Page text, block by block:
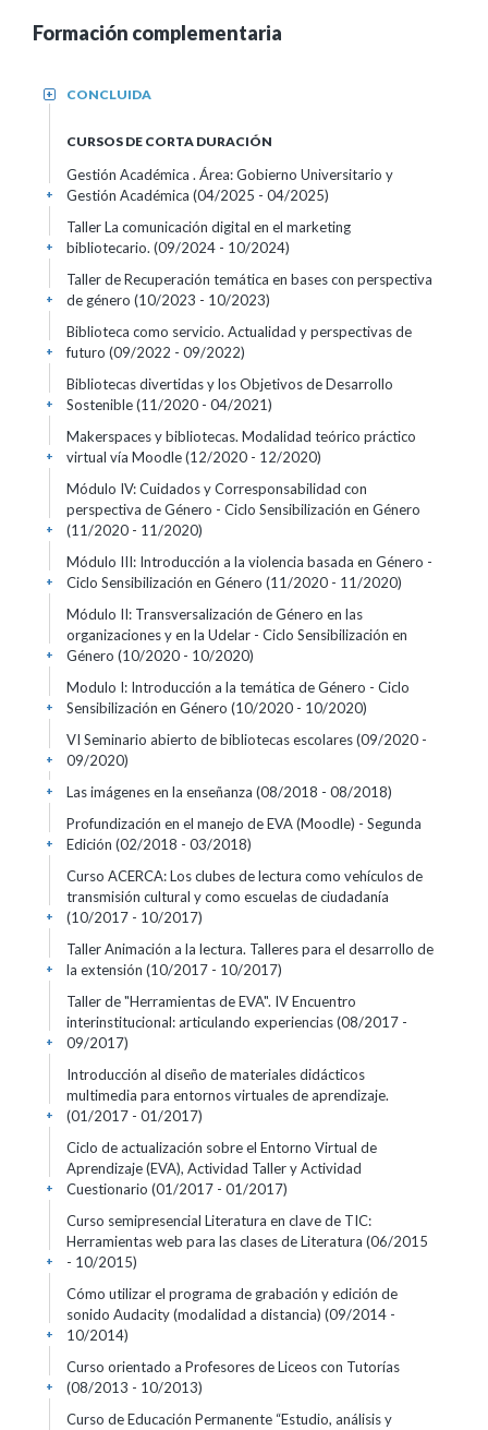
Formación complementaria
CONCLUIDA
+
CURSOS DE CORTA DURACIÓN
Gestión Académica . Área: Gobierno Universitario y
Gestión Académica (04/2025 - 04/2025)
+
Taller La comunicación digital en el marketing
bibliotecario. (09/2024 - 10/2024)
+
Taller de Recuperación temática en bases con perspectiva
de género (10/2023 - 10/2023)
+
Biblioteca como servicio. Actualidad y perspectivas de
futuro (09/2022 - 09/2022)
+
Bibliotecas divertidas y los Objetivos de Desarrollo
Sostenible(11/2020 - 04/2021)
+
Makerspaces y bibliotecas. Modalidad teórico práctico
virtual vía Moodle(12/2020 - 12/2020)
+
Módulo IV: Cuidados y Corresponsabilidad con
perspectiva de Género - Ciclo Sensibilización en Género
(11/2020 - 11/2020)
+
Módulo III: Introducción a la violencia basada en Género -
Ciclo Sensibilización en Género (11/2020 - 11/2020)
+
Módulo II: Transversalización de Género en las
organizaciones y en la Udelar - Ciclo Sensibilización en
Género (10/2020 - 10/2020)
+
Modulo I: Introducción a la temática de Género - Ciclo
Sensibilización en Género (10/2020 - 10/2020)
+
VI Seminario abierto de bibliotecas escolares(09/2020 -
09/2020)
+
Las imágenes en la enseñanza (08/2018 - 08/2018)
+
Profundización en el manejo de EVA (Moodle) - Segunda
Edición (02/2018 - 03/2018)
+
Curso ACERCA: Los clubes de lectura como vehículos de
transmisión cultural y como escuelas de ciudadanía
(10/2017 - 10/2017)
+
Taller Animación a la lectura. Talleres para el desarrollo de
la extensión (10/2017 - 10/2017)
+
Taller de "Herramientas de EVA". IV Encuentro
interinstitucional: articulando experiencias(08/2017 -
09/2017)
+
Introducción al diseño de materiales didácticos
multimedia para entornos virtuales de aprendizaje.
(01/2017 - 01/2017)
+
Ciclo de actualización sobre el Entorno Virtual de
Aprendizaje (EVA), Actividad Taller y Actividad
Cuestionario (01/2017 - 01/2017)
+
Curso semipresencial Literatura en clave de TIC:
Herramientas web para las clases de Literatura (06/2015
- 10/2015)
+
Cómo utilizar el programa de grabación y edición de
sonido Audacity (modalidad a distancia) (09/2014 -
10/2014)
+
Curso orientado a Profesores de Liceos con Tutorías
(08/2013 - 10/2013)
+
Curso de Educación Permanente “Estudio, análisis y